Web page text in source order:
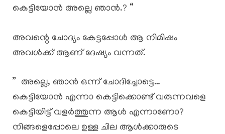
കെട്ടിയോൻ അല്ലെ ഞാൻ.? “
അവന്റെ ചോദ്യം കേട്ടപ്പോൾ ആ നിമിഷം
അവൾക്ക് ആണ് ദേഷ്യം വന്നത്.
” അല്ലെ, ഞാൻ ഒന്ന് ചോദിച്ചോട്ടെ…
കെട്ടിയോൻ എന്നാ കെട്ടിക്കൊണ്ട് വരുന്നവളെ
കെട്ടിയിട്ട് വളർത്തുന്ന ആൾ എന്നാണോ?
നിങ്ങളെപ്പോലെ ഉള്ള ചില ആൾക്കാരുടെ